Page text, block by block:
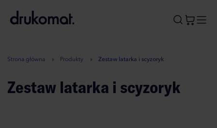
A
Strona główna Produkty Zestaw latarka i scyzoryk
Zestaw latarka i scyzoryk